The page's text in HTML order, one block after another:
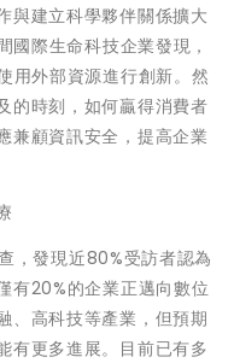
與建立科學夥伴關係擴大
際生命科技企業發現，
用外部資源進行創新。然
的時刻，如何贏得消費者
兼顧資訊安全，提高企業
，發現近80%受訪者認為
有20%的企業正邁向數位
、高科技等產業，但預期
有更多進展。目前已有多